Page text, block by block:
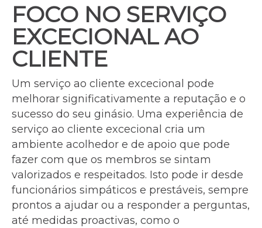
FOCO NO SERVIÇO
EXCECIONAL AO
CLIENTE
Um serviço ao cliente excecional pode
melhorar significativamente a reputação e o
sucesso do seu ginásio. Uma experiência de
serviço ao cliente excecional cria um
ambiente acolhedor e de apoio que pode
fazer com que os membros se sintam
valorizados e respeitados. Isto pode ir desde
funcionários simpáticos e prestáveis, sempre
prontos a ajudar ou a responder a perguntas,
até medidas proactivas, como o